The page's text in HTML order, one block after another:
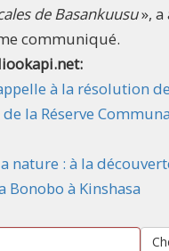
de Basankuusu»,
communiqué.
à la résolution
la Réserve
nature : à la
Bonobo à Kinshasa